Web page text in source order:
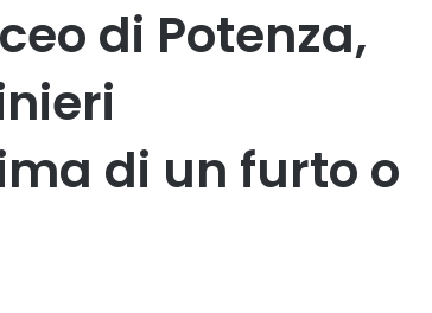
di Potenza,
di un furto o